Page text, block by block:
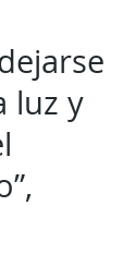
luz y